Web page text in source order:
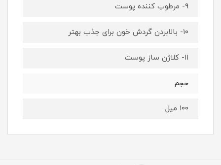
۹- مرطوب کننده پوست
۱۰- بالابردن گردش خون برای جذب بهتر
۱۱- کلاژن ساز پوست
حجم
۱۰۰ میل